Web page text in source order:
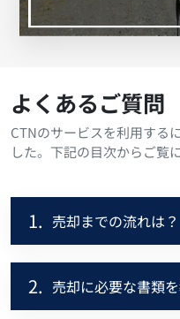
よくあるご質問
CTNのサービスを利用する
した。下記の目次からご覧
1. 売却までの流れは？
2. 売却に必要な書類